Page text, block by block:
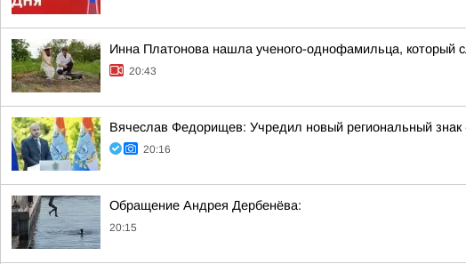
Инна Платонова нашла ученого-однофамильца, который
20:43
Вячеслав Федорищев: Учредил новый региональный знак
20:16
Обращение Андрея Дербенёва:
20:15